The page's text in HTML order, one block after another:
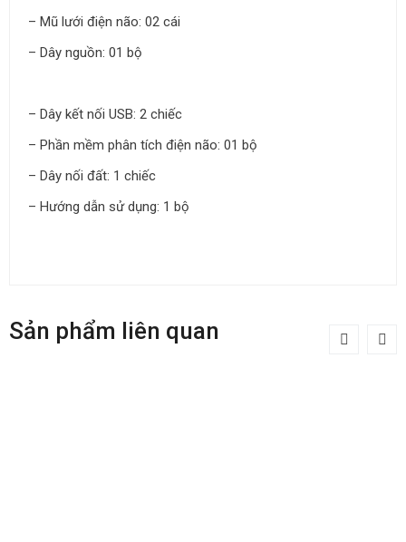
– Mũ lưới điện não: 02 cái
– Dây nguồn: 01 bộ
– Dây kết nối USB: 2 chiếc
– Phần mềm phân tích điện não: 01 bộ
– Dây nối đất: 1 chiếc
– Hướng dẫn sử dụng: 1 bộ
Sản phẩm liên quan